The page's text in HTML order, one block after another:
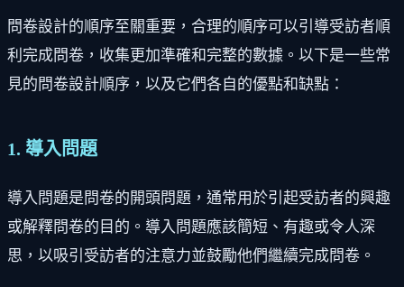
問卷設計的順序至關重要，合理的順序可以引導受訪者順
利完成問卷，收集更加準確和完整的數據。以下是一些常
見的問卷設計順序，以及它們各自的優點和缺點：
1. 導入問題
導入問題是問卷的開頭問題，通常用於引起受訪者的興趣
或解釋問卷的目的。導入問題應該簡短、有趣或令人深
思，以吸引受訪者的注意力並鼓勵他們繼續完成問卷。